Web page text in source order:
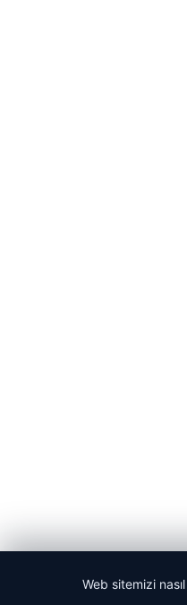
Web sitemizi